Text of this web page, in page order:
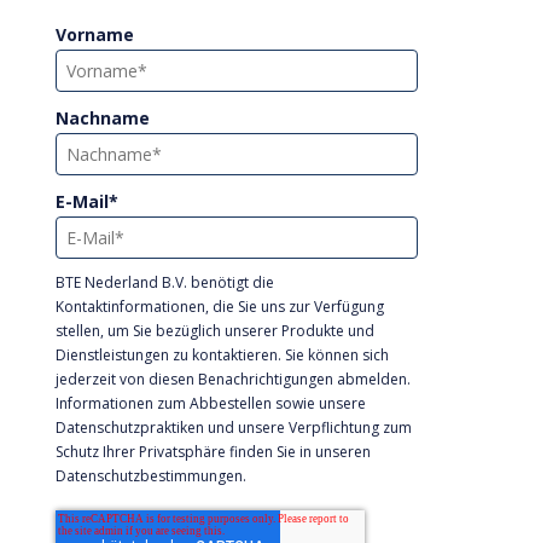
Vorname
Nachname
E-Mail*
BTE Nederland B.V. benötigt die
Kontaktinformationen, die Sie uns zur Verfügung
stellen, um Sie bezüglich unserer Produkte und
Dienstleistungen zu kontaktieren. Sie können sich
jederzeit von diesen Benachrichtigungen abmelden.
Informationen zum Abbestellen sowie unsere
Datenschutzpraktiken und unsere Verpflichtung zum
Schutz Ihrer Privatsphäre finden Sie in unseren
Datenschutzbestimmungen.